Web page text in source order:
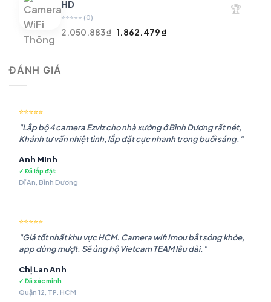
HD
⭐⭐⭐⭐⭐ (0)
2.050.883₫ Giá
1.862.479₫
🏆
ĐÁNH GIÁ
⭐⭐⭐⭐⭐
"Lắp bộ 4 camera Ezviz cho nhà xưởng ở Bình Dương rất nét,
Khánh tư vấn nhiệt tình, lắp đặt cực nhanh trong buổi sáng."
Anh Minh
✓ Đã lắp đặt
Dĩ An, Bình Dương
⭐⭐⭐⭐⭐
"Giá tốt nhất khu vực HCM. Camera wifi Imou bắt sóng khỏe,
app dùng mượt. Sẽ ủng hộ Vietcam TEAM lâu dài."
Chị Lan Anh
✓ Đã xác minh
Quận 12, TP. HCM